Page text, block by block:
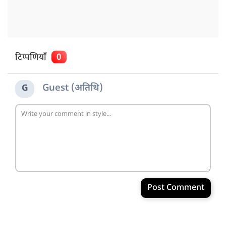
टिप्पणियाँ 0
G Guest (अतिथि)
Post Comment